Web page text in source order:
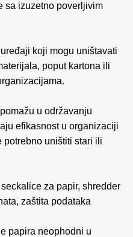
sa izuzetno poverljivim
koji mogu uništavati
poput kartona ili
u održavanju
efikasnost u organizaciji
potrebno uništiti stari ili
za papir, shredder
zaštita podataka
papira neophodni u